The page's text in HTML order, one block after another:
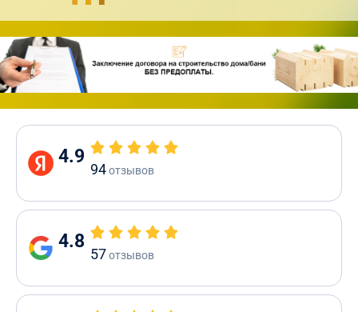
4.9
94отзывов
4.8
57отзывов